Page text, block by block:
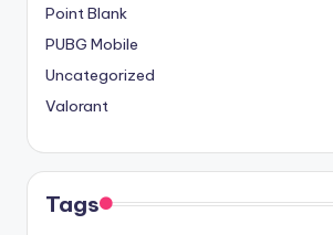
Point Blank
PUBG Mobile
Uncategorized
Valorant
Tags